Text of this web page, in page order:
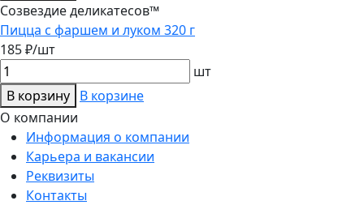
Созвездие деликатесов™
Пицца с фаршем и луком 320 г
185 ₽/шт
шт
В корзину В корзине
О компании
Информация о компании
Карьера и вакансии
Реквизиты
Контакты